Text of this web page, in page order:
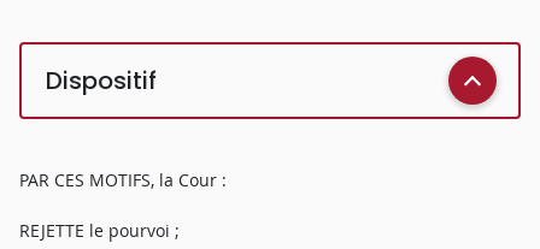
Dispositif
PAR CES MOTIFS, la Cour :
REJETTE le pourvoi ;